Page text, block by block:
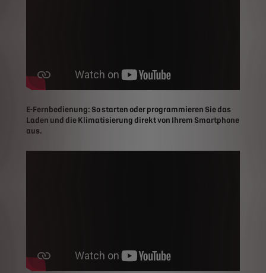
E-Fernbedienung: So starten oder programmieren Sie das
Laden und die Klimatisierung direkt von Ihrem Smartphone
aus.